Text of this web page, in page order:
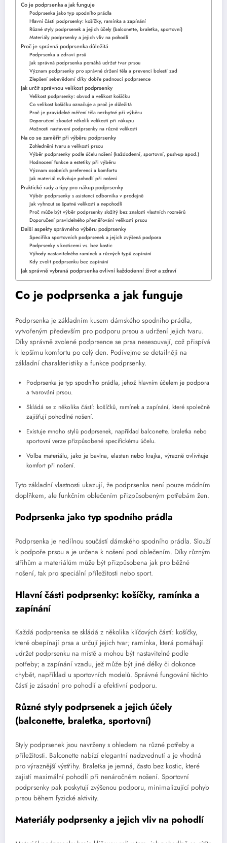
Co je podprsenka a jak funguje
Podprsenka jako typ spodního prádla
Hlavní části podprsenky: košíčky, ramínka a zapínání
Různé styly podprsenek a jejich účely (balconette, braletka, sportovní)
Materiály podprsenky a jejich vliv na pohodlí
Proč je správná podprsenka důležitá
Podprsenka a zdraví prsů
Jak správná podprsenka pomáhá udržet tvar prsou
Význam podprsenky pro správné držení těla a prevenci bolestí zad
Zlepšení sebevědomí díky dobře padnoucí podprsence
Jak určit správnou velikost podprsenky
Velikost podprsenky: obvod a velikost košíčku
Co velikost košíčku označuje a proč je důležitá
Proč je pravidelné měření těla nezbytné při výběru
Doporučení zkoušet několik velikostí při nákupu
Možnosti nastavení podprsenky na různé velikosti
Na co se zaměřit při výběru podprsenky
Zohlednění tvaru a velikosti prsou
Výběr podprsenky podle účelu nošení (každodenní, sportovní, push-up apod.)
Hodnocení funkce a estetiky při výběru
Význam osobních preferencí a komfortu
Jak materiál ovlivňuje pohodlí při nošení
Praktické rady a tipy pro nákup podprsenky
Výběr podprsenky s asistencí odborníka v prodejně
Jak vyhnout se špatné velikosti a nepohodlí
Proč může být výběr podprsenky složitý bez znalosti vlastních rozměrů
Doporučení pravidelného přeměřování velikosti prsou
Další aspekty správného výběru podprsenky
Specifika sportovních podprsenek a jejich zvýšená podpora
Podprsenky s kosticemi vs. bez kostic
Výhody nastavitelného ramínek a různých typů zapínání
Kdy zvolit podprsenku bez zapínání
Jak správně vybraná podprsenka ovlivní každodenní život a zdraví
Co je podprsenka a jak funguje
Podprsenka je základním kusem dámského spodního prádla,
vytvořeným především pro podporu prsou a udržení jejich tvaru.
Díky správně zvolené podprsence se prsa nesesouvají, což přispívá
k lepšímu komfortu po celý den. Podívejme se detailněji na
základní charakteristiky a funkce podprsenky.
Podprsenka je typ spodního prádla, jehož hlavním účelem je podpora
a tvarování prsou.
Skládá se z několika částí: košíčků, ramínek a zapínání, které společně
zajišťují pohodlné nošení.
Existuje mnoho stylů podprsenek, například balconette, braletka nebo
sportovní verze přizpůsobené specifickému účelu.
Volba materiálu, jako je bavlna, elastan nebo krajka, výrazně ovlivňuje
komfort při nošení.
Tyto základní vlastnosti ukazují, že podprsenka není pouze módním
doplňkem, ale funkčním oblečením přizpůsobeným potřebám žen.
Podprsenka jako typ spodního prádla
Podprsenka je nedílnou součástí dámského spodního prádla. Slouží
k podpoře prsou a je určena k nošení pod oblečením. Díky různým
střihům a materiálům může být přizpůsobena jak pro běžné
nošení, tak pro speciální příležitosti nebo sport.
Hlavní části podprsenky: košíčky, ramínka a
zapínání
Každá podprsenka se skládá z několika klíčových částí: košíčky,
které obepínají prsa a určují jejich tvar; ramínka, která pomáhají
udržet podprsenku na místě a mohou být nastavitelné podle
potřeby; a zapínání vzadu, jež může být jiné délky či dokonce
chybět, například u sportovních modelů. Správné fungování těchto
částí je zásadní pro pohodlí a efektivní podporu.
Různé styly podprsenek a jejich účely
(balconette, braletka, sportovní)
Styly podprsenek jsou navrženy s ohledem na různé potřeby a
příležitosti. Balconette nabízí elegantní nadzvednutí a je vhodná
pro výraznější výstřihy. Braletka je jemná, často bez kostic, které
zajistí maximální pohodlí při nenáročném nošení. Sportovní
podprsenky pak poskytují zvýšenou podporu, minimalizující pohyb
prsou během fyzické aktivity.
Materiály podprsenky a jejich vliv na pohodlí